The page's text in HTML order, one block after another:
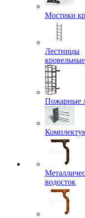
Мостики
Лестницы
Пожарные
водосток